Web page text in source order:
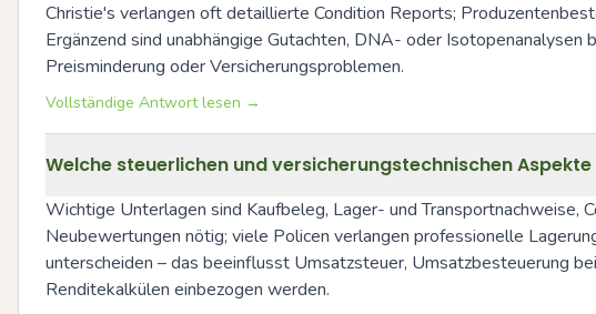
Christie's verlangen oft detaillierte Condition Reports;
Ergänzend sind unabhängige Gutachten, DNA- oder
Preisminderung oder Versicherungsproblemen.
Vollständige Antwort lesen →
Welche steuerlichen und versicherungstechnischen
Wichtige Unterlagen sind Kaufbeleg, Lager- und Transportnachweise,
Neubewertungen nötig; viele Policen verlangen professionelle
unterscheiden – das beeinflusst Umsatzsteuer, Umsatzbesteuerung
Renditekalkülen einbezogen werden.